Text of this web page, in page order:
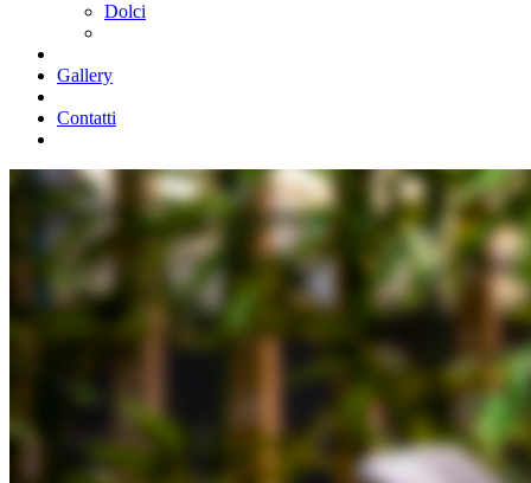
Dolci
Gallery
Contatti